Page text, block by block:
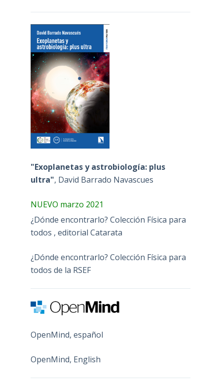
"Exoplanetas y astrobiología: plus
ultra", David Barrado Navascues
NUEVO marzo 2021
¿Dónde encontrarlo? Colección Física para
todos , editorial Catarata
¿Dónde encontrarlo? Colección Física para
todos de la RSEF
OpenMind, español
OpenMind, English